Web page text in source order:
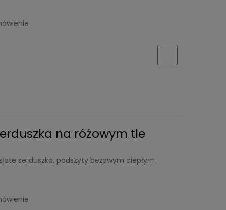
na różowym tle
serduszka, podszyty beżowym ciepłym